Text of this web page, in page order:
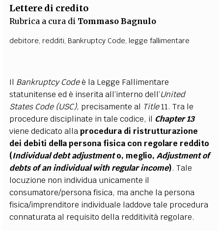
Lettere di credito
Rubrica a cura di Tommaso Bagnulo
debitore, redditi, Bankruptcy Code, legge fallimentare
Il Bankruptcy Codeè la Legge Fallimentare
statunitense ed è inserita all’interno dell’United
States Code (USC), precisamente al Title11. Tra le
procedure disciplinate in tale codice, il Chapter 13
viene dedicato allaprocedura di ristrutturazione
dei debiti della persona fisica con regolare reddito
(Individual debt adjustmento, meglio,Adjustment of
debts of an individual with regular income). Tale
locuzione non individua unicamente il
consumatore/persona fisica, ma anche la persona
fisica/imprenditore individuale laddove tale procedura
connaturata al requisito della redditività regolare.